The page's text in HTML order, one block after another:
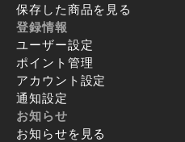
保存した商品を見る
登録情報
ユーザー設定
ポイント管理
アカウント設定
通知設定
お知らせ
お知らせを見る